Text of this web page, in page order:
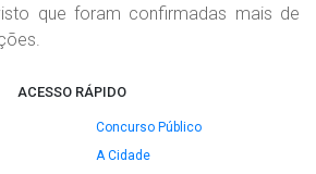
que foram confirmadas mais de
ACESSO RÁPIDO
Concurso Público
A Cidade